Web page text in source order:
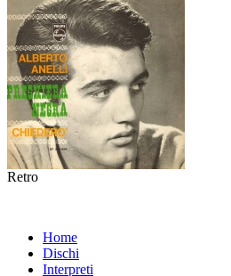
Retro
Home
Dischi
Interpreti